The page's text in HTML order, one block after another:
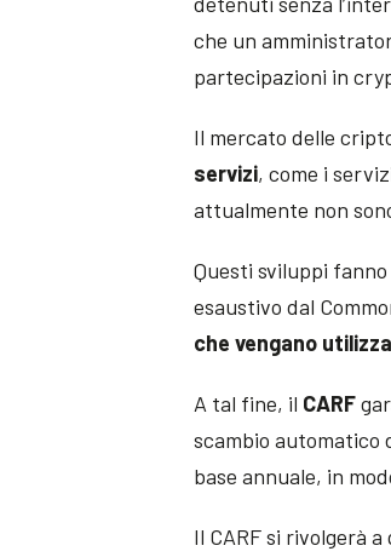
che un
partecipazioni in
Il mercato delle
servizi, come i
attualmente non
Questi sviluppi
esaustivo dal
che vengano
A tal fine, il CARF
scambio automatico
base annuale, in
Il CARF si rivolgerà